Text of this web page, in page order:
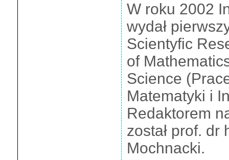
W roku 2002
wydał
Scientyfic
of
Science
Matematyki i
Redaktorem
został prof. dr
Mochnacki.